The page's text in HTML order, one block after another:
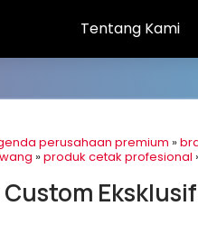
Tentang Kami
perusahaan premium »
»produk cetak profesional